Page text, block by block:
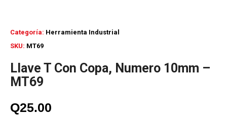
SKU: MT69
Categoría: Herramienta Industrial
Llave T Con Copa, Numero 10mm –
MT69
Q25.00